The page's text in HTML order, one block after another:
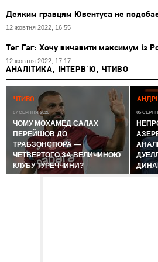
Деяким гравцям Ювентуса не
12 жовтня 2022, 16:55
Тег Гаг: Хочу вичавити максимум із
12 жовтня 2022, 17:17
АНАЛІТИКА, ІНТЕРВ'Ю, ЧТИВО
ЧТИВО
07 СЕРПНЯ 2026
ЧОМУ МОХАМЕД САЛАХ
ПЕРЕЙШОВ ДО
ТРАБЗОНСПОРА —
ЧЕТВЕРТОГО ЗА ВЕЛИЧИНОЮ
КЛУБУ ТУРЕЧЧИНИ?
05